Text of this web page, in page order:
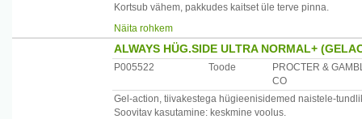
Kortsub vähem, pakkudes kaitset üle terve pinna.
Pikad flexi-tiivakesed järgivad Teie püksikute kuju ning
Näita rohkem
ALWAYS HÜG.SIDE ULTRA NORMAL+
P005522 Toode
PROCTER &
CO
Gel-action, tiivakestega hügieenisidemed naistele-
Soovitav kasutamine: keskmine voolus.